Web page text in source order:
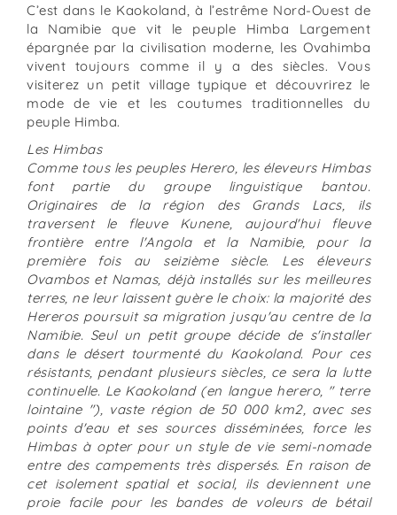
C’est dans le Kaokoland, à l’estrême Nord-Ouest de
la Namibie que vit le peuple Himba Largement
épargnée par la civilisation moderne, les Ovahimba
vivent toujours comme il y a des siècles. Vous
visiterez un petit village typique et découvrirez le
mode de vie et les coutumes traditionnelles du
peuple Himba.
Les Himbas
Comme tous les peuples Herero, les éleveurs Himbas
font partie du groupe linguistique bantou.
Originaires de la région des Grands Lacs, ils
traversent le fleuve Kunene, aujourd'hui fleuve
frontière entre l'Angola et la Namibie, pour la
première fois au seizième siècle. Les éleveurs
Ovambos et Namas, déjà installés sur les meilleures
terres, ne leur laissent guère le choix: la majorité des
Hereros poursuit sa migration jusqu'au centre de la
Namibie. Seul un petit groupe décide de s'installer
dans le désert tourmenté du Kaokoland. Pour ces
résistants, pendant plusieurs siècles, ce sera la lutte
continuelle. Le Kaokoland (en langue herero, " terre
lointaine "), vaste région de 50 000 km2, avec ses
points d'eau et ses sources disséminées, force les
Himbas à opter pour un style de vie semi-nomade
entre des campements très dispersés. En raison de
cet isolement spatial et social, ils deviennent une
proie facile pour les bandes de voleurs de bétail